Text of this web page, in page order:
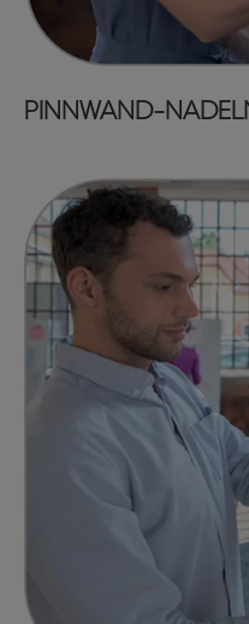
PINNWAND-